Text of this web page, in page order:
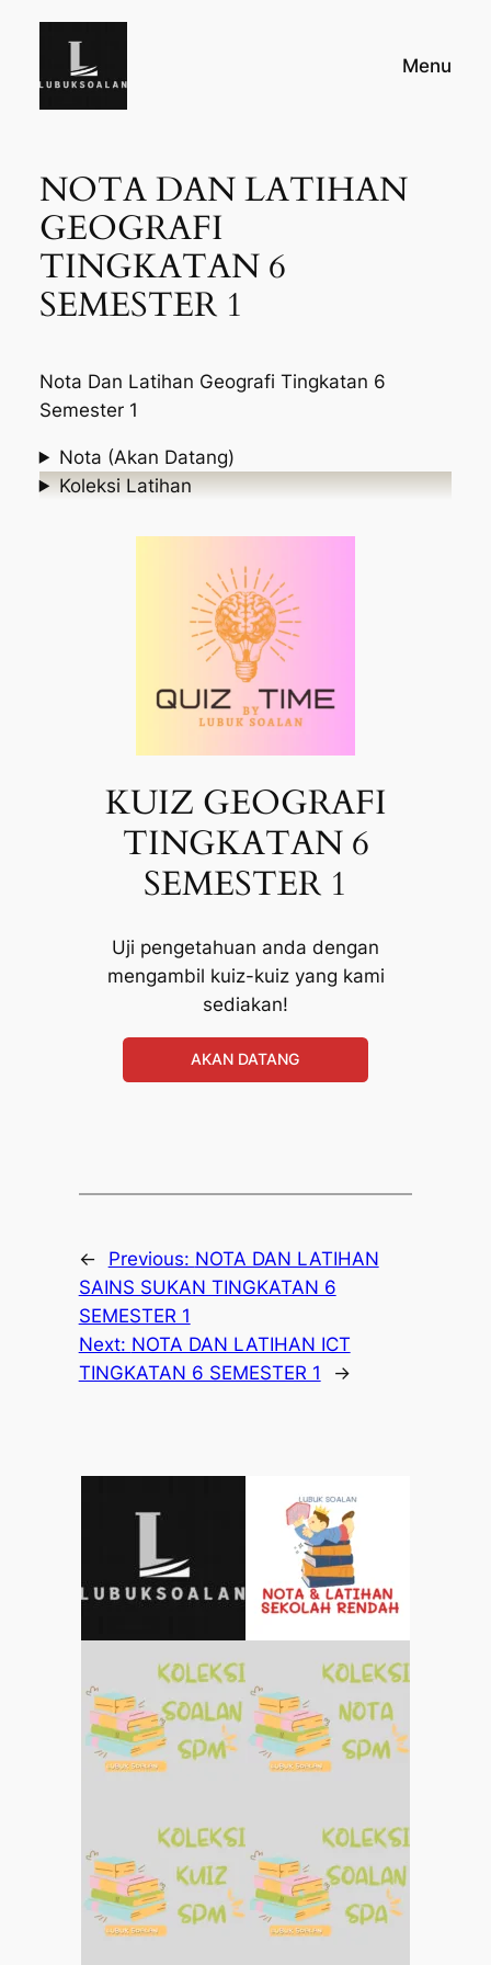
Menu
NOTA DAN LATIHAN
GEOGRAFI
TINGKATAN 6
SEMESTER 1
Nota Dan Latihan Geografi Tingkatan 6
Semester 1
Nota (Akan Datang)
Koleksi Latihan
KUIZ GEOGRAFI
TINGKATAN 6
SEMESTER 1
Uji pengetahuan anda dengan
mengambil kuiz-kuiz yang kami
sediakan!
AKAN DATANG
← Previous: NOTA DAN LATIHAN
SAINS SUKAN TINGKATAN 6
SEMESTER 1
Next: NOTA DAN LATIHAN ICT
TINGKATAN 6 SEMESTER 1
→